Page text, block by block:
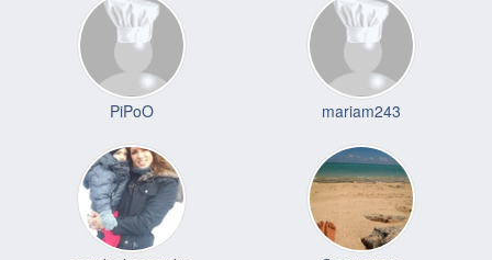
PiPoO mariam243